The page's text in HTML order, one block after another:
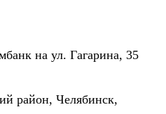
на ул. Гагарина, 35
район, Челябинск,